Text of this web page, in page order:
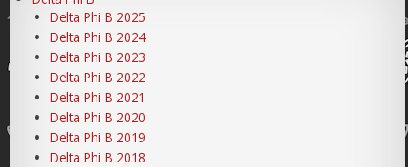
Delta Phi B 2025
Delta Phi B 2024
Delta Phi B 2023
Delta Phi B 2022
Delta Phi B 2021
Delta Phi B 2020
Delta Phi B 2019
Delta Phi B 2018